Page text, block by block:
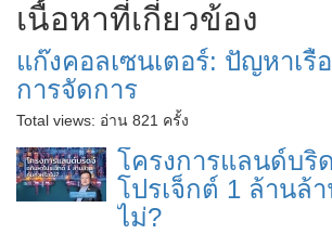
เนื้อหาที่เกี่ยวข้อง
แก๊งคอลเซนเตอร์: ปัญหาเรื้
การจัดการ
Total views: อ่าน 821 ครั้ง
โครงการแลนด์บริ
โปรเจ็กต์ 1 ล้านล้
ไม่?